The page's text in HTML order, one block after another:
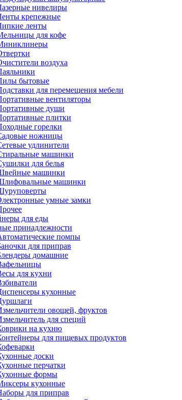
нивелиры
крепежные
ленты
для кофе
воздуха
бытовые
для перемещения мебели
вентиляторы
души
плитки
горелки
ножницы
удлинители
машинки
для белья
машинки
машинки
умные замки
для еды
принадлежности
помпы
для приправ
домашние
для кухни
кухонные
овощей, фруктов
для специй
на кухню
для пищевых продуктов
доски
перчатки
формы
кухонные
для приправ